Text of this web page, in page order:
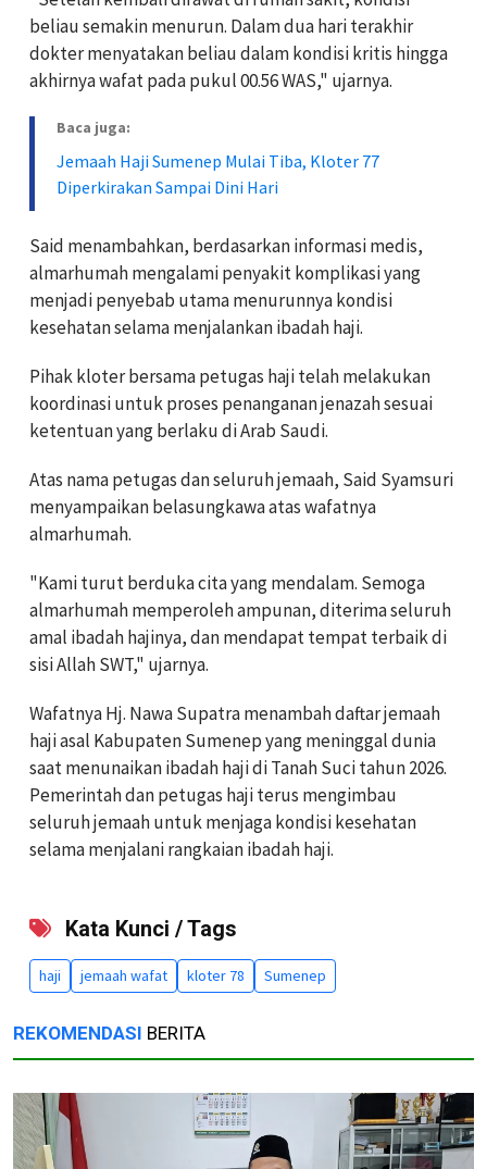
beliau semakin menurun. Dalam dua hari terakhir
dokter menyatakan beliau dalam kondisi kritis hingga
akhirnya wafat pada pukul 00.56 WAS," ujarnya.
Baca juga:
Jemaah Haji Sumenep Mulai Tiba, Kloter 77
Diperkirakan Sampai Dini Hari
Said menambahkan, berdasarkan informasi medis,
almarhumah mengalami penyakit komplikasi yang
menjadi penyebab utama menurunnya kondisi
kesehatan selama menjalankan ibadah haji.
Pihak kloter bersama petugas haji telah melakukan
koordinasi untuk proses penanganan jenazah sesuai
ketentuan yang berlaku di Arab Saudi.
Atas nama petugas dan seluruh jemaah, Said Syamsuri
menyampaikan belasungkawa atas wafatnya
almarhumah.
"Kami turut berduka cita yang mendalam. Semoga
almarhumah memperoleh ampunan, diterima seluruh
amal ibadah hajinya, dan mendapat tempat terbaik di
sisi Allah SWT," ujarnya.
Wafatnya Hj. Nawa Supatra menambah daftar jemaah
haji asal Kabupaten Sumenep yang meninggal dunia
saat menunaikan ibadah haji di Tanah Suci tahun 2026.
Pemerintah dan petugas haji terus mengimbau
seluruh jemaah untuk menjaga kondisi kesehatan
selama menjalani rangkaian ibadah haji.
Kata Kunci / Tags
haji jemaah wafat kloter 78 Sumenep
REKOMENDASI BERITA